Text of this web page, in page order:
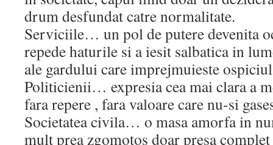
drum desfundat catre normalitate.
Serviciile… un pol de putere devenita
repede haturile si a iesit salbatica in
ale gardului care imprejmuieste
Politicienii… expresia cea mai clara a
fara repere , fara valoare care nu-si
Societatea civila… o masa amorfa in
mult prea zgomotos doar presa